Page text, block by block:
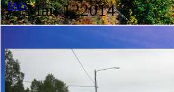
FAQМай 122014